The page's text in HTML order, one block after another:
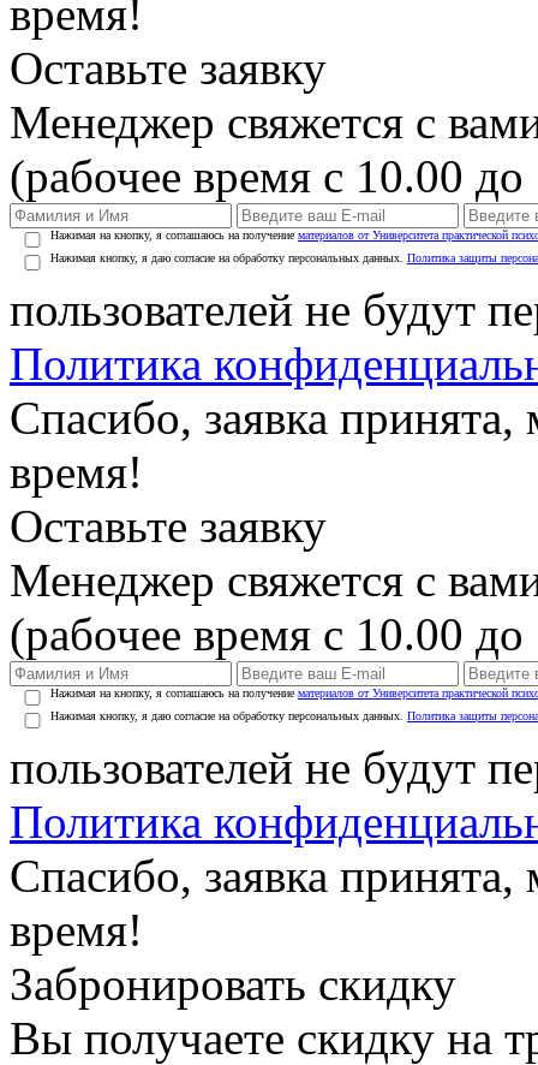
время!
Оставьте заявку
Менеджер свяжется с
(рабочее время с 10.00
Нажимая на кнопку, я соглашаюсь на получение материалов от Университета практической
Нажимая кнопку, я даю согласие на обработку персональных данных. Политика защиты
пользователей не будут
Политика
Спасибо, заявка
время!
Оставьте заявку
Менеджер свяжется с
(рабочее время с 10.00
Нажимая на кнопку, я соглашаюсь на получение материалов от Университета практической
Нажимая кнопку, я даю согласие на обработку персональных данных. Политика защиты
пользователей не будут
Политика
Спасибо, заявка
время!
Забронировать скидку
Вы получаете скидку на